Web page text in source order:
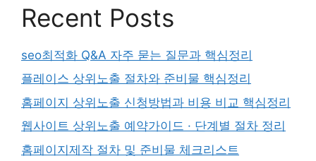
Recent Posts
seo최적화 Q&A 자주 묻는 질문과 핵심정리
플레이스 상위노출 절차와 준비물 핵심정리
홈페이지 상위노출 신청방법과 비용 비교 핵심정리
웹사이트 상위노출 예약가이드 · 단계별 절차 정리
홈페이지제작 절차 및 준비물 체크리스트